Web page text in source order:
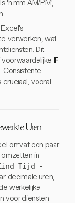
'h:mm AM/PM',
verwerken, wat
Dit
voorwaardelijke IF
Consistente
cruciaal, vooral
Uren
omvat een paar
in
Tijd -
decimale uren,
werkelijke
voor diensten